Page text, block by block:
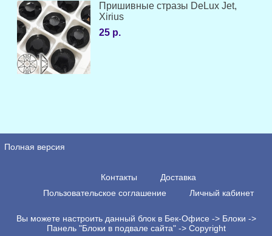
Пришивные стразы DeLux Jet,
Xirius
25 р.
Полная версия
Контакты
Доставка
Пользовательское соглашение
Личный кабинет
Вы можете настроить данный блок в Бек-Офисе -> Блоки ->
Панель "Блоки в подвале сайта" -> Copyright